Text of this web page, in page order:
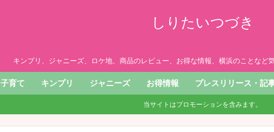
しりたいつづき
キンプリ、ジャニーズ、ロケ地、商品のレビュー、お得な情報、横浜のことなど
子育て キンプリ ジャニーズ お得情報 プレスリリース・記
当サイトはプロモーションを含みます。